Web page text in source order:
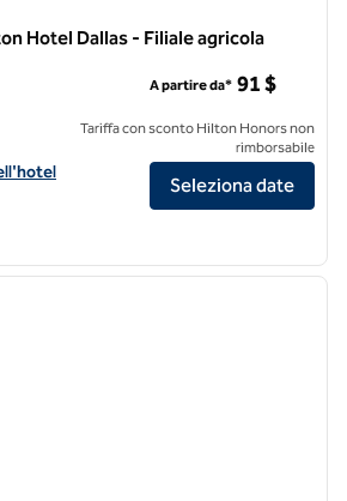
Hotel Dallas - Filiale agricola
DoubleTree by Hilton Hotel Dallas -
A partire da* 91 $
Tariffa con sconto Hilton Honors non
rimborsabile
Seleziona date